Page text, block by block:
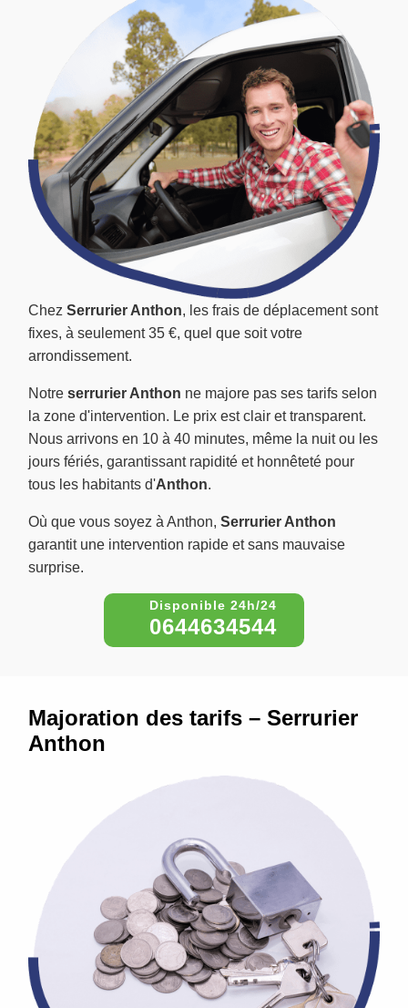
Chez Serrurier Anthon, les frais de déplacement sont
fixes, à seulement 35 €, quel que soit votre
arrondissement.
Notre serrurier Anthon ne majore pas ses tarifs selon
la zone d'intervention. Le prix est clair et transparent.
Nous arrivons en 10 à 40 minutes, même la nuit ou les
jours fériés, garantissant rapidité et honnêteté pour
tous les habitants d'Anthon.
Où que vous soyez à Anthon, Serrurier Anthon
garantit une intervention rapide et sans mauvaise
surprise.
0644634544
Majoration des tarifs – Serrurier
Anthon